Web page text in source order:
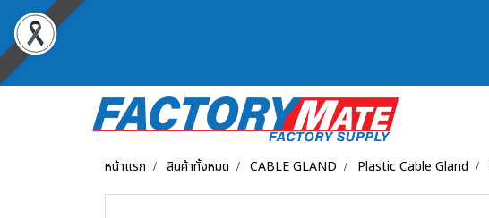
หน้าแรก สินค้าทั้งหมด CABLE GLAND Plastic Cable Gland